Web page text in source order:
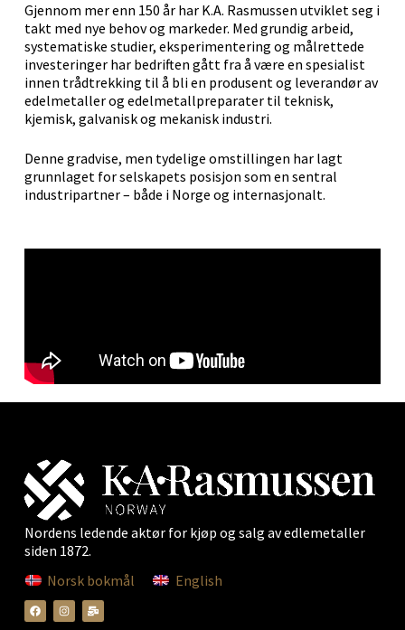
Gjennom mer enn 150 år har K.A. Rasmussen utviklet seg i
takt med nye behov og markeder. Med grundig arbeid,
systematiske studier, eksperimentering og målrettede
investeringer har bedriften gått fra å være en spesialist
innen trådtrekking til å bli en produsent og leverandør av
edelmetaller og edelmetallpreparater til teknisk,
kjemisk, galvanisk og mekanisk industri.
Denne gradvise, men tydelige omstillingen har lagt
grunnlaget for selskapets posisjon som en sentral
industripartner – både i Norge og internasjonalt.
Nordens ledende aktør for kjøp og salg av edlemetaller
siden 1872.
Norsk bokmål
English